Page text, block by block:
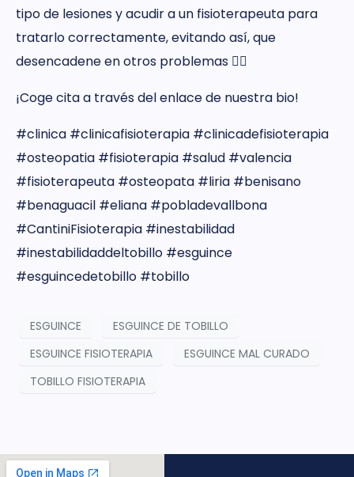
tipo de lesiones y acudir a un fisioterapeuta para
tratarlo correctamente, evitando así, que
desencadene en otros problemas 👌🏼
¡Coge cita a través del enlace de nuestra bio!
#clinica #clinicafisioterapia #clinicadefisioterapia
#osteopatia #fisioterapia #salud #valencia
#fisioterapeuta #osteopata #liria #benisano
#benaguacil #eliana #pobladevallbona
#CantiniFisioterapia #inestabilidad
#inestabilidaddeltobillo #esguince
#esguincedetobillo #tobillo
ESGUINCE
ESGUINCE DE TOBILLO
ESGUINCE FISIOTERAPIA
ESGUINCE MAL CURADO
TOBILLO FISIOTERAPIA